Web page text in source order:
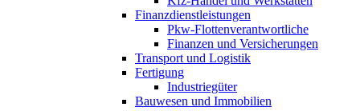
Finanzdienstleistungen
Pkw‑Flottenverantwortliche
Finanzen und Versicherungen
Transport und Logistik
Fertigung
Industriegüter
Bauwesen und Immobilien